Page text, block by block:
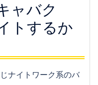
求人はどこで探す？お
！ガールズバーでの仕
らなる高収入を目指す
ャバク
トするか
ナイトワーク系のバ